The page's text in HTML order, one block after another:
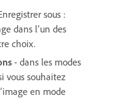
sous :
dans l’un des
choix.
- dans les modes
vous souhaitez
en mode